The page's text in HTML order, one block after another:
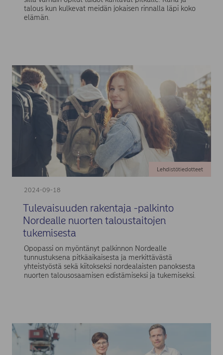
talous kun kulkevat meidän jokaisen rinnalla läpi koko
elämän.
2024-09-18
Lehdistötiedotteet
Tulevaisuuden rakentaja -palkinto
Nordealle nuorten taloustaitojen
tukemisesta
Opopassi on myöntänyt palkinnon Nordealle
tunnustuksena pitkäaikaisesta ja merkittävästä
yhteistyöstä sekä kiitokseksi nordealaisten panoksesta
nuorten talousosaamisen edistämiseksi ja tukemiseksi.